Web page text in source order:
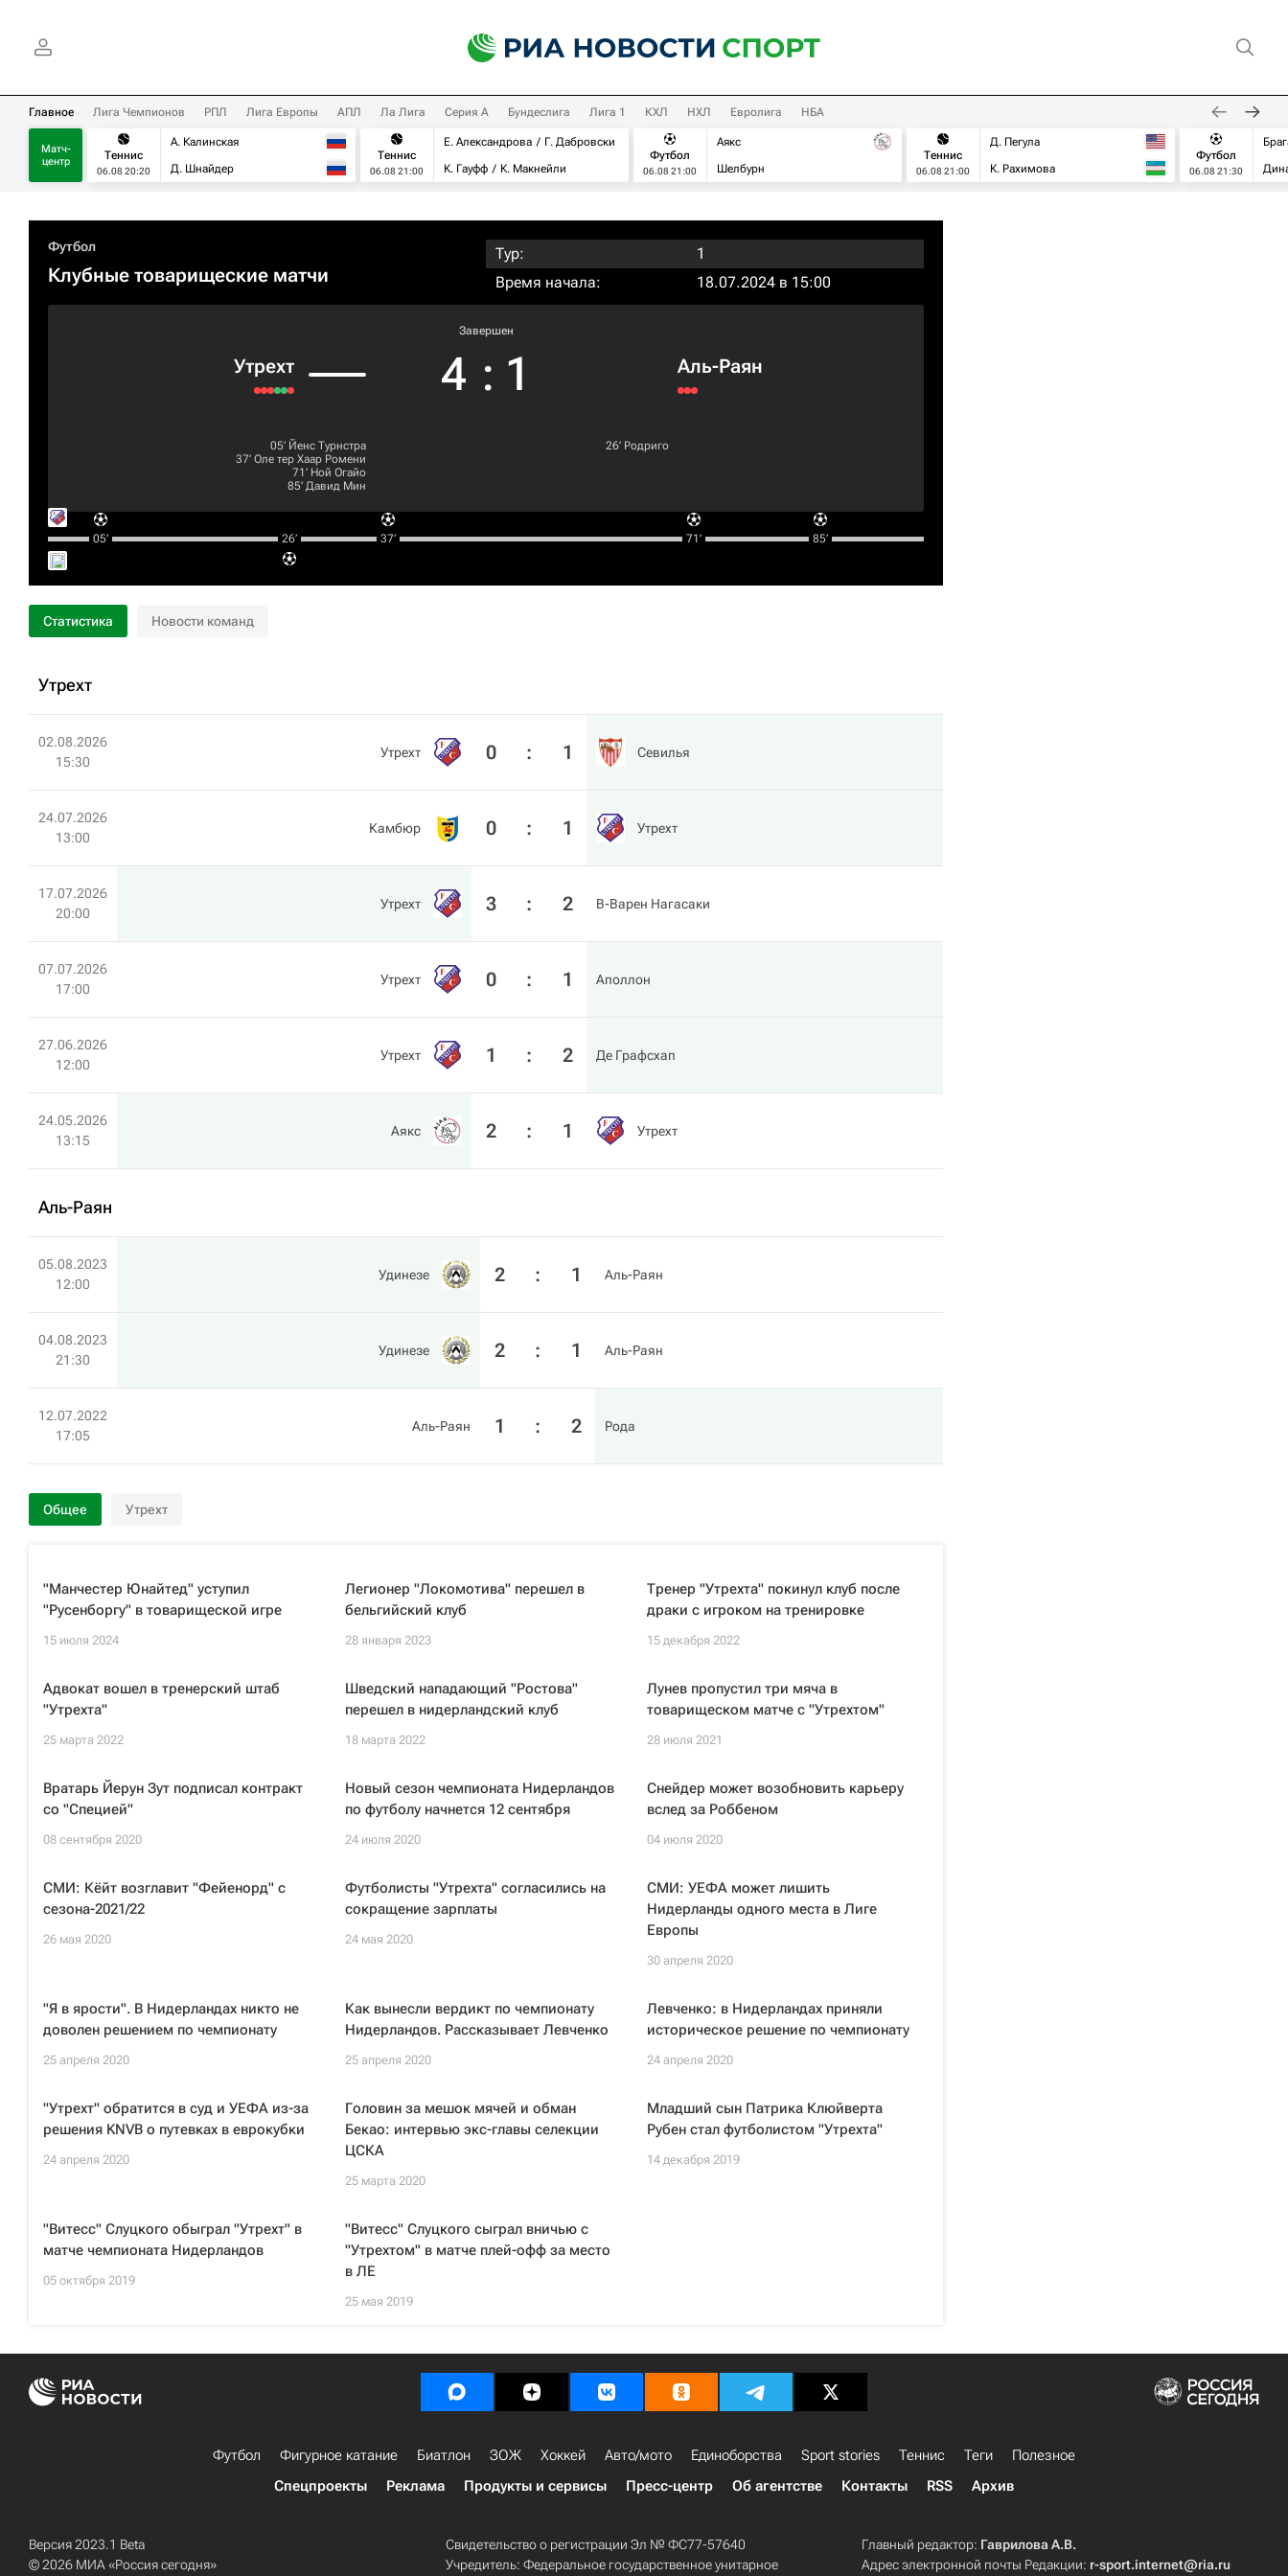
Главное Лига Чемпионов РПЛ Лига Европы АПЛ Ла Лига Серия А Бундеслига Лига 1 КХЛ НХЛ Евролига НБА
Матч-
центр
Теннис
06.08 20:20
А. Калинская
Д. Шнайдер
Теннис
06.08 21:00
Е. Александрова
Г. Дабровски
К. Гауфф
К. Макнейли
Футбол
06.08 21:00
Аякс
Шелбурн
Теннис
06.08 21:00
Д. Пегула
К. Рахимова
Футбол
06.08 21:30
Футбол
Клубные товарищеские матчи
Тур:
1
Время начала:
18.07.2024 в 15:00
Утрехт
Завершен
4 : 1 Аль-Раян
05‎’‎ Йенс Турнстра
37‎’‎ Оле тер Хаар Ромени
71‎’‎ Ной Огайо
85‎’‎ Давид Мин
26‎’‎ Родриго
05‎’‎ 26‎’‎ 37‎’‎ 71‎’‎ 85‎’‎
Статистика Новости команд
Утрехт
02.08.2026
15:30
Утрехт 0 : 1 Севилья
24.07.2026
13:00
Камбюр 0 : 1 Утрехт
17.07.2026
20:00
Утрехт 3 : 2 В-Варен Нагасаки
07.07.2026
17:00
Утрехт 0 : 1 Аполлон
27.06.2026
12:00
Утрехт 1 : 2 Де Графсхап
24.05.2026
13:15
Аякс 2 : 1 Утрехт
Аль-Раян
05.08.2023
12:00
Удинезе 2 : 1 Аль-Раян
04.08.2023
21:30
Удинезе 2 : 1 Аль-Раян
12.07.2022
17:05
Аль-Раян 1 : 2 Рода
Общее Утрехт
"Манчестер Юнайтед" уступил
"Русенборгу" в товарищеской игре
15 июля 2024
Легионер "Локомотива" перешел в
бельгийский клуб
28 января 2023
Тренер "Утрехта" покинул клуб после
драки с игроком на тренировке
15 декабря 2022
Адвокат вошел в тренерский штаб
"Утрехта"
25 марта 2022
Шведский нападающий "Ростова"
перешел в нидерландский клуб
18 марта 2022
Лунев пропустил три мяча в
товарищеском матче с "Утрехтом"
28 июля 2021
Вратарь Йерун Зут подписал контракт
со "Специей"
08 сентября 2020
Новый сезон чемпионата Нидерландов
по футболу начнется 12 сентября
24 июля 2020
Снейдер может возобновить карьеру
вслед за Роббеном
04 июля 2020
СМИ: Кёйт возглавит "Фейенорд" с
сезона-2021/22
26 мая 2020
Футболисты "Утрехта" согласились на
сокращение зарплаты
24 мая 2020
СМИ: УЕФА может лишить
Нидерланды одного места в Лиге
Европы
30 апреля 2020
"Я в ярости". В Нидерландах никто не
доволен решением по чемпионату
25 апреля 2020
Как вынесли вердикт по чемпионату
Нидерландов. Рассказывает Левченко
25 апреля 2020
Левченко: в Нидерландах приняли
историческое решение по чемпионату
24 апреля 2020
"Утрехт" обратится в суд и УЕФА из-за
решения KNVB о путевках в еврокубки
24 апреля 2020
Головин за мешок мячей и обман
Бекао: интервью экс-главы селекции
ЦСКА
25 марта 2020
Младший сын Патрика Клюйверта
Рубен стал футболистом "Утрехта"
14 декабря 2019
"Витесс" Слуцкого обыграл "Утрехт" в
матче чемпионата Нидерландов
05 октября 2019
"Витесс" Слуцкого сыграл вничью с
"Утрехтом" в матче плей-офф за место
в ЛЕ
25 мая 2019
Футбол Фигурное катание Биатлон ЗОЖ Хоккей Авто/мото Единоборства Sport stories Теннис Теги
Полезное
Спецпроекты
Реклама Продукты и сервисы Пресс-центр Об агентстве Контакты RSS Архив
Версия 2023.1 Beta
© 2026 МИА «Россия сегодня»
Свидетельство о регистрации Эл № ФС77-57640
Учредитель: Федеральное государственное унитарное
Главный редактор: Гаврилова А.В.
Адрес электронной почты Редакции: r-sport.internet@ria.ru